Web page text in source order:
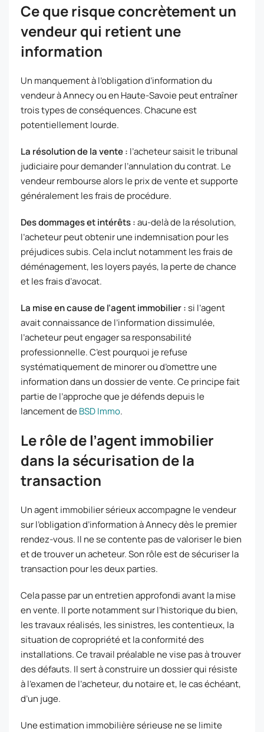
Ce que risque concrètement un
vendeur qui retient une
information
Un manquement à l’obligation d’information du
vendeur à Annecy ou en Haute-Savoie peut entraîner
trois types de conséquences. Chacune est
potentiellement lourde.
La résolution de la vente : l’acheteur saisit le tribunal
judiciaire pour demander l’annulation du contrat. Le
vendeur rembourse alors le prix de vente et supporte
généralement les frais de procédure.
Des dommages et intérêts :au-delà de la résolution,
l’acheteur peut obtenir une indemnisation pour les
préjudices subis. Cela inclut notamment les frais de
déménagement, les loyers payés, la perte de chance
et les frais d’avocat.
La mise en cause de l’agent immobilier :si l’agent
avait connaissance de l’information dissimulée,
l’acheteur peut engager sa responsabilité
professionnelle. C’est pourquoi je refuse
systématiquement de minorer ou d’omettre une
information dans un dossier de vente. Ce principe fait
partie de l’approche que je défends depuis le
lancement deBSD Immo.
Le rôle de l’agent immobilier
dans la sécurisation de la
transaction
Un agent immobilier sérieux accompagne le vendeur
sur l’obligation d’information à Annecy dès le premier
rendez-vous. Il ne se contente pas de valoriser le bien
et de trouver un acheteur. Son rôle est de sécuriser la
transaction pour les deux parties.
Cela passe par un entretien approfondi avant la mise
en vente. Il porte notamment sur l’historique du bien,
les travaux réalisés, les sinistres, les contentieux, la
situation de copropriété et la conformité des
installations. Ce travail préalable ne vise pas à trouver
des défauts. Il sert à construire un dossier qui résiste
à l’examen de l’acheteur, du notaire et, le cas échéant,
d’un juge.
Une estimation immobilière sérieuse ne se limite